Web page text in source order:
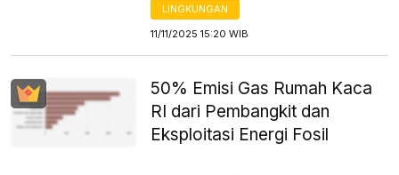
LINGKUNGAN
11/11/2025 15:20 WIB
50% Emisi Gas Rumah Kaca
RI dari Pembangkit dan
Eksploitasi Energi Fosil